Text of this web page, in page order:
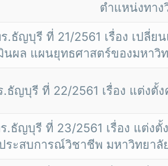
ตำแหน่งทาง
.ธัญบุรี ที่ 21/2561 เรื่อง เปลี่
นผล แผนยุทธศาสตร์ของมหา
.ธัญบุรี ที่ 22/2561 เรื่อง แต่ง
.ธัญบุรี ที่ 23/2561 เรื่อง แต่ง
ระสบการณ์วิชาชีพ มหาวิทยาลั